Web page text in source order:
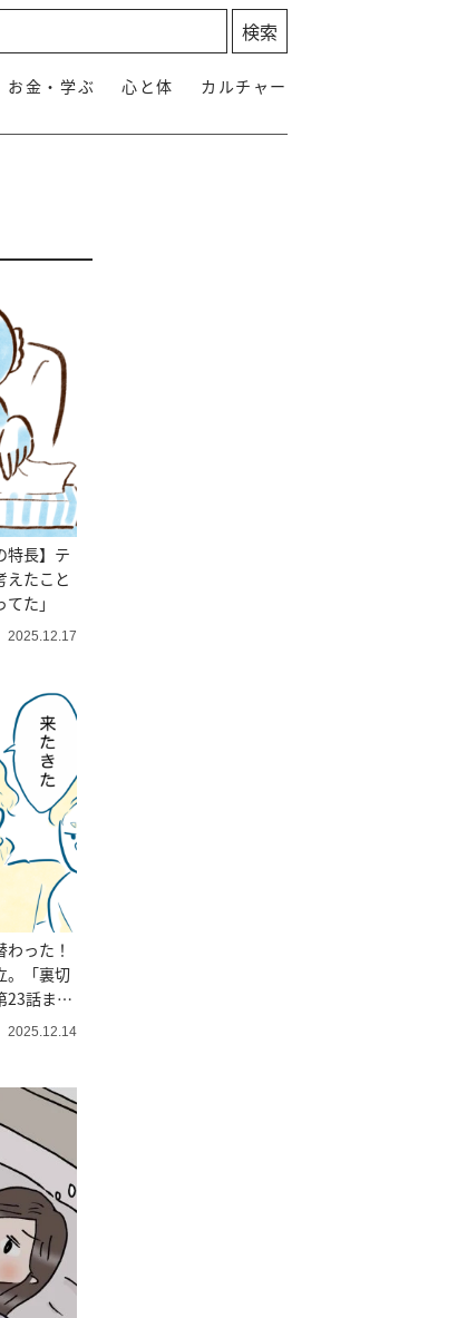
お金・学ぶ 心と体 カルチャー
特長】テ
えたこと
た」
2025.12.17
った！
。「裏切
23話まん
2025.12.14